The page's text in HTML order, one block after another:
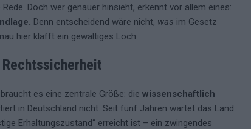
Doch wer genauer hinsieht, erkennt vor allem eines:
Denn entscheidend wäre nicht, was im Gesetz
hier klafft ein gewaltiges Loch.
es eine zentrale Größe: die wissenschaftlich
in Deutschland nicht. Seit fünf Jahren wartet das Land
Erhaltungszustand“ erreicht ist – ein zwingendes